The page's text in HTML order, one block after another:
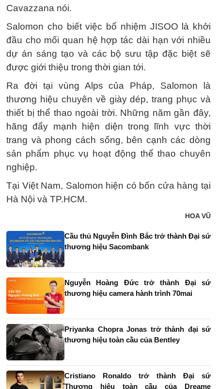
Cavazzana nói.
Salomon cho biết việc bổ nhiệm JISOO là khởi
đầu cho mối quan hệ hợp tác dài hạn với nhiều
dự án sáng tạo và các bộ sưu tập đặc biệt sẽ
được giới thiệu trong thời gian tới.
Ra đời tại vùng Alps của Pháp, Salomon là
thương hiệu chuyên về giày dép, trang phục và
thiết bị thể thao ngoài trời. Những năm gần đây,
hãng đẩy mạnh hiện diện trong lĩnh vực thời
trang và phong cách sống, bên cạnh các dòng
sản phẩm phục vụ hoạt động thể thao chuyên
nghiệp.
Tại Việt Nam, Salomon hiện có bốn cửa hàng tại
Hà Nội và TP.HCM.
HOA VŨ
Cầu thủ Nguyễn Đình Bắc trở thành Đại sứ
thương hiệu Sacombank
Nguyễn Hoàng Đức trở thành Đại sứ
thương hiệu camera hành trình 70mai
Priyanka Chopra Jonas trở thành đại sứ
thương hiệu toàn cầu của Bentley
Cristiano Ronaldo trở thành Đại sứ
Thương hiệu toàn cầu của Dreame